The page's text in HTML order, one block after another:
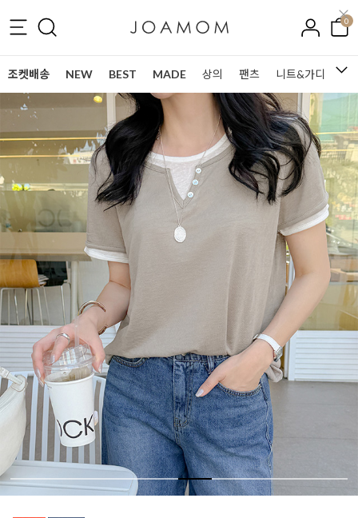
0
조켓배송 NEW BEST MADE 상의 팬츠 니트&가디건